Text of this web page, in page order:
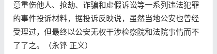
意重伤他人、抢劫、诈骗和虚假诉讼等一系列违法犯罪
的事件投诉材料，据投诉反映说，虽然当地公安也曾经
受理过，但最终以公安无权干涉检察院和法院事情而不
了了之。（永锋 正义）